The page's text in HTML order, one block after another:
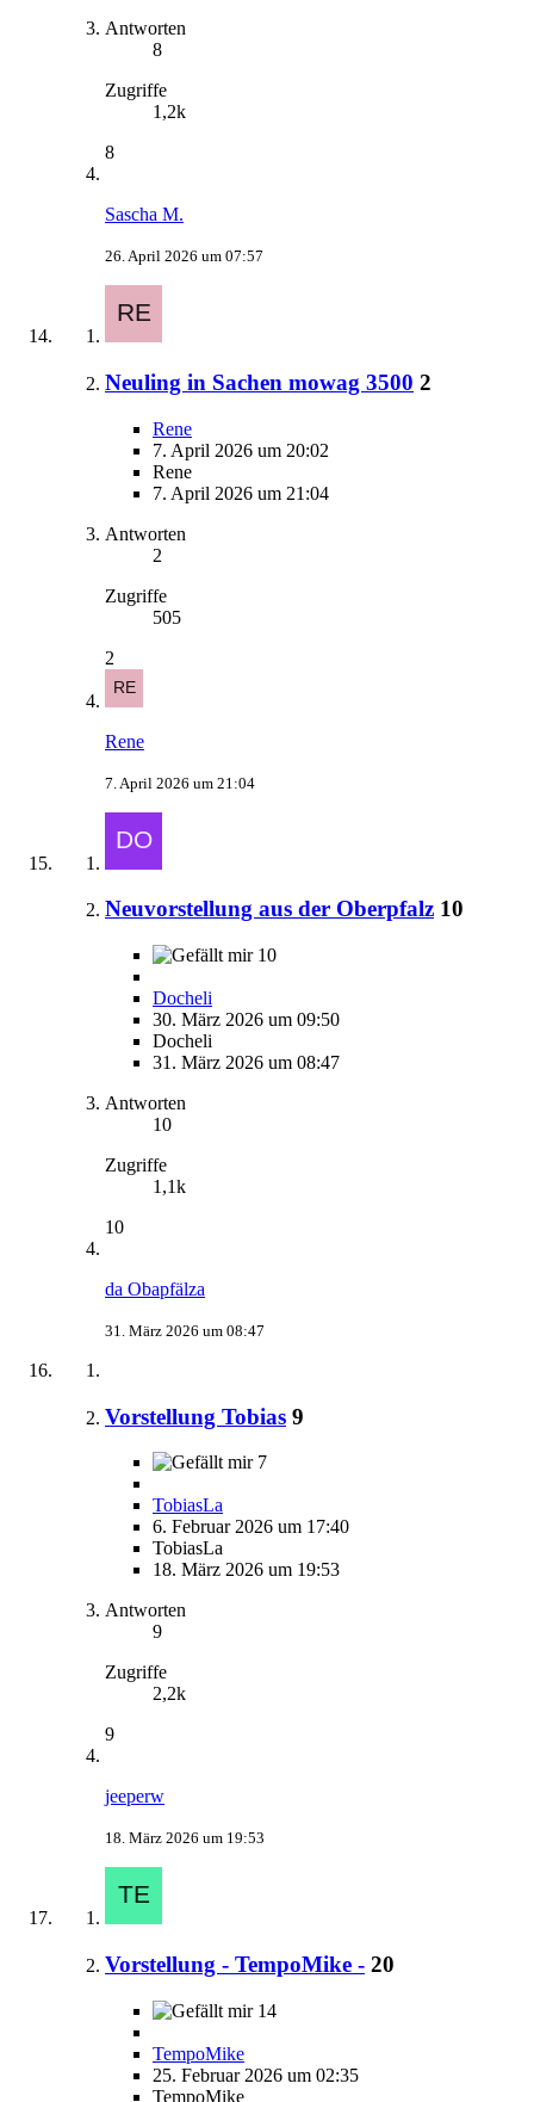
Antworten
8
Zugriffe
1,2k
8
Sascha M.
26. April 2026 um 07:57
Neuling in Sachen mowag 3500 2
Rene
7. April 2026 um 20:02
Rene
7. April 2026 um 21:04
Antworten
2
Zugriffe
505
2
Rene
7. April 2026 um 21:04
Neuvorstellung aus der Oberpfalz 10
10
Docheli
30. März 2026 um 09:50
Docheli
31. März 2026 um 08:47
Antworten
10
Zugriffe
1,1k
10
da Obapfälza
31. März 2026 um 08:47
Vorstellung Tobias 9
7
TobiasLa
6. Februar 2026 um 17:40
TobiasLa
18. März 2026 um 19:53
Antworten
9
Zugriffe
2,2k
9
jeeperw
18. März 2026 um 19:53
Vorstellung - TempoMike - 20
14
TempoMike
25. Februar 2026 um 02:35
TempoMike